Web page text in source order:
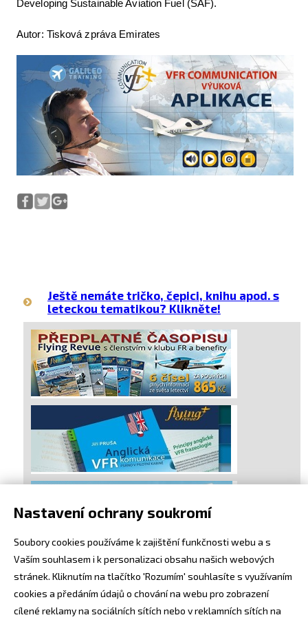
Developing Sustainable Aviation Fuel (SAF).
Autor: Tisková zpráva Emirates
Ještě nemáte tričko, čepici, knihu apod. s
leteckou tematikou? Klikněte!
Nastavení ochrany soukromí
Soubory cookies používáme k zajištění funkčnosti webu a s
Vaším souhlasem i k personalizaci obsahu našich webových
stránek. Kliknutím na tlačítko 'Rozumím' souhlasíte s využívaním
cookies a předáním údajů o chování na webu pro zobrazení
cílené reklamy na sociálních sítích nebo v reklamních sítích na